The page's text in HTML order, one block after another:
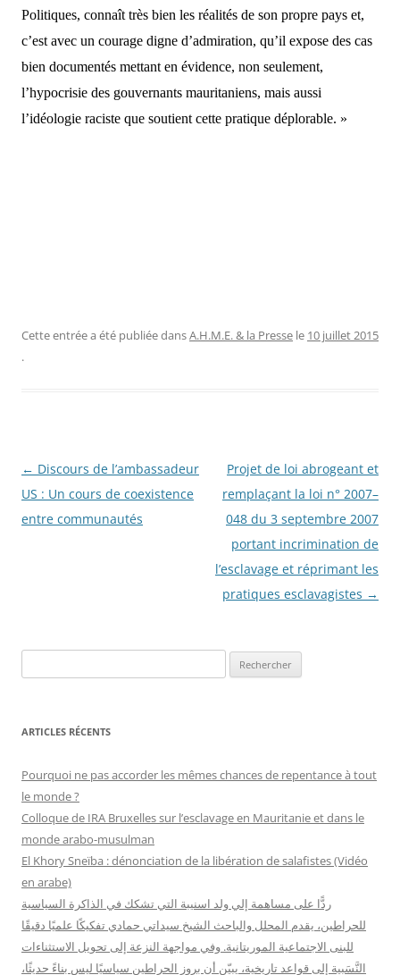
Politiques, connaît très bien les réalités de son propre pays et,
c’est avec un courage digne d’admiration, qu’il expose des cas
bien documentés mettant en évidence, non seulement,
l’hypocrisie des gouvernants mauritaniens, mais aussi
l’idéologie raciste que soutient cette pratique déplorable. »
Cette entrée a été publiée dansA.H.M.E. & la Presse le 10 juillet 2015
.
Navigation
des
articles
← Discours de l’ambassadeur
US : Un cours de coexistence
entre communautés
Projet de loi abrogeant et
remplaçant la loi n° 2007–
048 du 3 septembre 2007
portant incrimination de
l’esclavage et réprimant les
pratiques esclavagistes →
e
h
r
c
h
r
ARTICLES RÉCENTS
Pourquoi ne pas accorder les mêmes chances de repentance à tout
le monde ?
Colloque de IRA Bruxelles sur l’esclavage en Mauritanie et dans le
monde arabo-musulman
El Khory Sneïba : dénonciation de la libération de salafistes (Vidéo
en arabe)
ردًّا على مساهمة إلي ولد اسنيبة التي تشكك في الذاكرة السياسية
للحراطين، يقدم المحلل والباحث الشيخ سيداتي حمادي تفكيكًا علميًا دقيقًا
للبنى الاجتماعية الموريتانية. وفي مواجهة النزعة إلى تحويل الاستثناءات
النَّسَبية إلى قواعد تاريخية، يبيّن أن بروز الحراطين سياسيًا ليس بناءً حديثًا،